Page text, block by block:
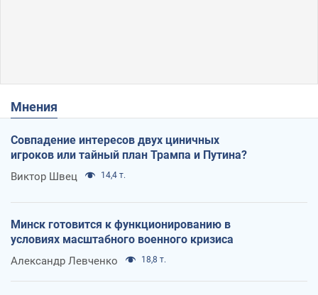
Мнения
Совпадение интересов двух циничных
игроков или тайный план Трампа и Путина?
Виктор Швец 14,4 т.
Минск готовится к функционированию в
условиях масштабного военного кризиса
Александр Левченко 18,8 т.